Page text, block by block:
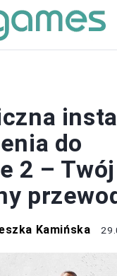
do
2 – Twój
Kamińska